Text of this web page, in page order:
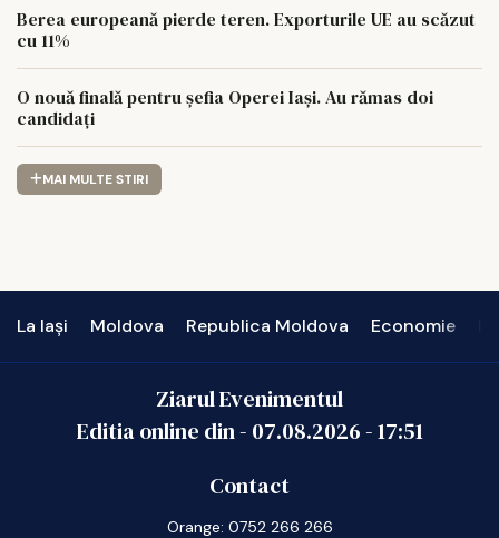
Berea europeană pierde teren. Exporturile UE au scăzut
cu 11%
O nouă finală pentru șefia Operei Iași. Au rămas doi
candidați
MAI MULTE STIRI
La Iași Moldova Republica Moldova Economie
Ziarul Evenimentul
Editia online din - 07.08.2026-17:51
Contact
Orange: 0752 266 266